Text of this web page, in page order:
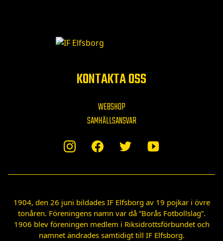
KONTAKTA OSS
WEBSHOP
SAMHÄLLSANSVAR
1904, den 26 juni bildades IF Elfsborg av 19 pojkar i övre
tonåren. Föreningens namn var då ”Borås Fotbollslag”.
1906 blev föreningen medlem i Riksidrottsförbundet och
namnet ändrades samtidigt till IF Elfsborg.